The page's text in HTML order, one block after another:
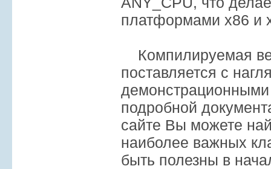
платформами x86 и
Компилируемая
поставляется с
подробной
сайте Вы можете
наиболее важных
быть полезны в